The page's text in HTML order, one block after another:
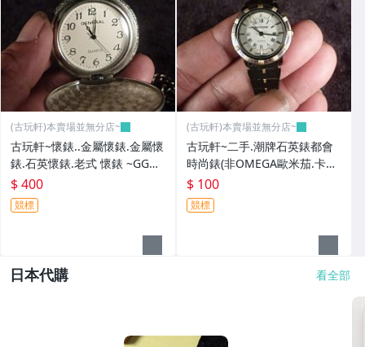
(古玩軒)本賣場並無分店~
古玩軒~懷錶..金屬懷錶.金屬懷
錶.石英懷錶.老式 懷錶 ~GGG9
0
$ 400
競標
(古玩軒)本賣場並無分店~
古玩軒~二手.潮牌石英錶都會
時尚錶(非OMEGA歐米茄.卡迪
亞.浪琴.大海馬)GGG89
$ 100
競標
日本代購 看全部